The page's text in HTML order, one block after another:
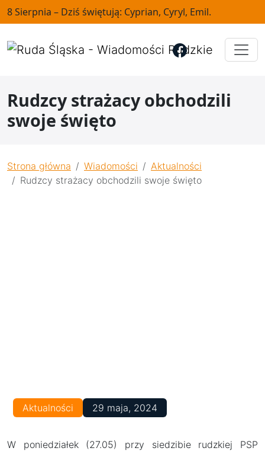
8 Sierpnia – Dziś świętują: Cyprian, Cyryl, Emil.
Rudzcy strażacy obchodzili
swoje święto
Strona główna Wiadomości
Aktualności
Rudzcy strażacy obchodzili swoje święto
Aktualności 29 maja, 2024
W poniedziałek (27.05) przy siedzibie rudzkiej PSP